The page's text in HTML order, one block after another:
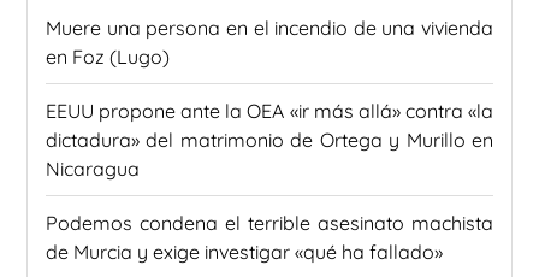
Muere una persona en el incendio de una vivienda
en Foz (Lugo)
EEUU propone ante la OEA «ir más allá» contra «la
dictadura» del matrimonio de Ortega y Murillo en
Nicaragua
Podemos condena el terrible asesinato machista
de Murcia y exige investigar «qué ha fallado»